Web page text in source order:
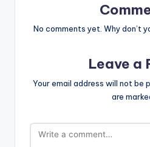
No comments yet. Why don’t
Leave a
Your email address will not be
are